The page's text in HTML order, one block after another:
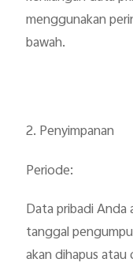
menggunakan
bawah.
2. Penyimpanan
Periode:
Data pribadi Anda
tanggal
akan dihapus atau